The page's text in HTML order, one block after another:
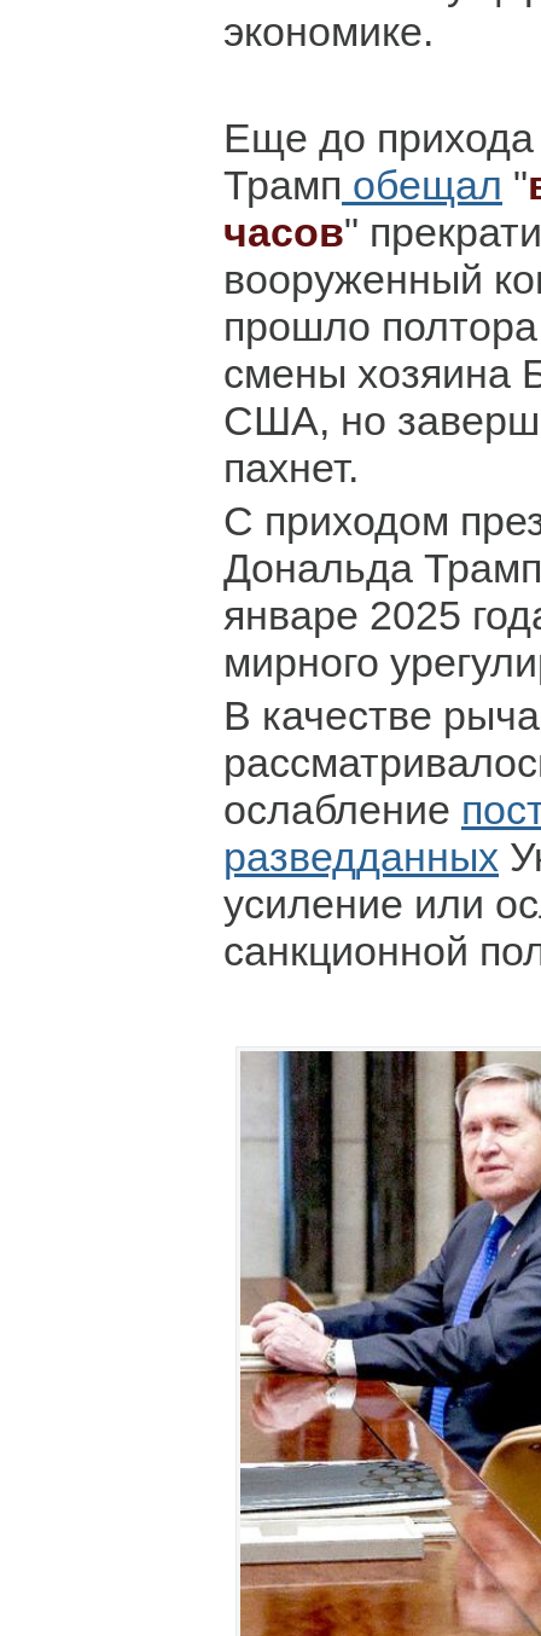
экономике.
Еще до прихода
Трамп обещал "
часов"
вооруженный
прошло
смены хозяина
США, но
пахнет.
С приходом
Дональда
январе 2025
мирного
В качестве
ослабление
разведданных
усиление или
санкционной